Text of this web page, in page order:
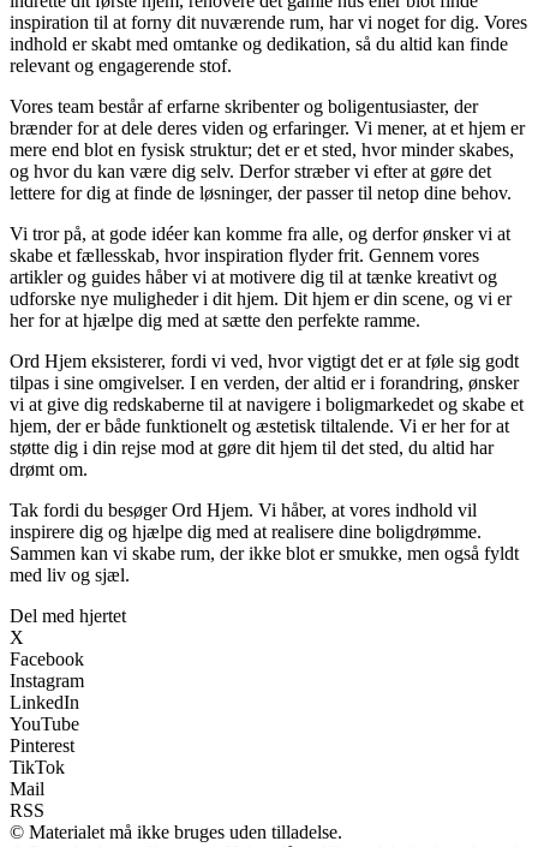
inspiration til at forny dit nuværende rum, har vi noget for dig. Vores
indhold er skabt med omtanke og dedikation, så du altid kan finde
relevant og engagerende stof.
Vores team består af erfarne skribenter og boligentusiaster, der
brænder for at dele deres viden og erfaringer. Vi mener, at et hjem er
mere end blot en fysisk struktur; det er et sted, hvor minder skabes,
og hvor du kan være dig selv. Derfor stræber vi efter at gøre det
lettere for dig at finde de løsninger, der passer til netop dine behov.
Vi tror på, at gode idéer kan komme fra alle, og derfor ønsker vi at
skabe et fællesskab, hvor inspiration flyder frit. Gennem vores
artikler og guides håber vi at motivere dig til at tænke kreativt og
udforske nye muligheder i dit hjem. Dit hjem er din scene, og vi er
her for at hjælpe dig med at sætte den perfekte ramme.
Ord Hjem eksisterer, fordi vi ved, hvor vigtigt det er at føle sig godt
tilpas i sine omgivelser. I en verden, der altid er i forandring, ønsker
vi at give dig redskaberne til at navigere i boligmarkedet og skabe et
hjem, der er både funktionelt og æstetisk tiltalende. Vi er her for at
støtte dig i din rejse mod at gøre dit hjem til det sted, du altid har
drømt om.
Tak fordi du besøger Ord Hjem. Vi håber, at vores indhold vil
inspirere dig og hjælpe dig med at realisere dine boligdrømme.
Sammen kan vi skabe rum, der ikke blot er smukke, men også fyldt
med liv og sjæl.
Del med hjertet
X
Facebook
Instagram
LinkedIn
YouTube
Pinterest
TikTok
Mail
RSS
© Materialet må ikke bruges uden tilladelse.